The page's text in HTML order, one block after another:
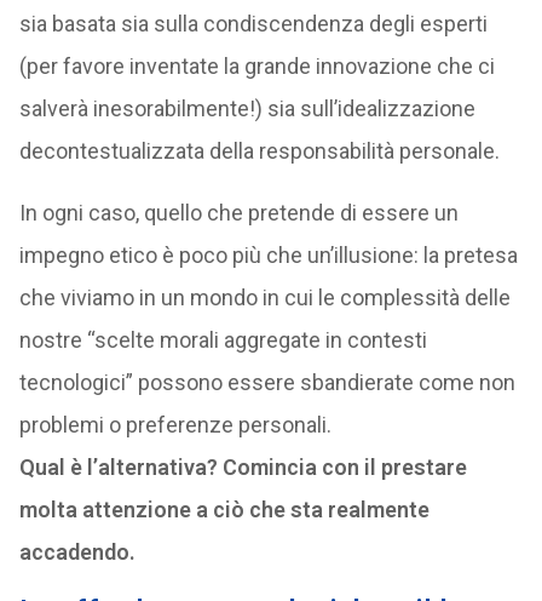
sia basata sia sulla condiscendenza degli esperti
(per favore inventate la grande innovazione che ci
salverà inesorabilmente!) sia sull’idealizzazione
decontestualizzata della responsabilità personale.
In ogni caso, quello che pretende di essere un
impegno etico è poco più che un’illusione: la pretesa
che viviamo in un mondo in cui le complessità delle
nostre “scelte morali aggregate in contesti
tecnologici” possono essere sbandierate come non
problemi o preferenze personali.
Qual è l’alternativa? Comincia con il prestare
molta attenzione a ciò che sta realmente
accadendo.